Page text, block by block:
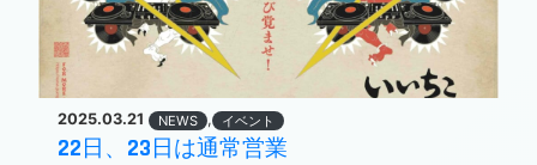
2025.03.21 NEWS , イベント
22日、23日は通常営業